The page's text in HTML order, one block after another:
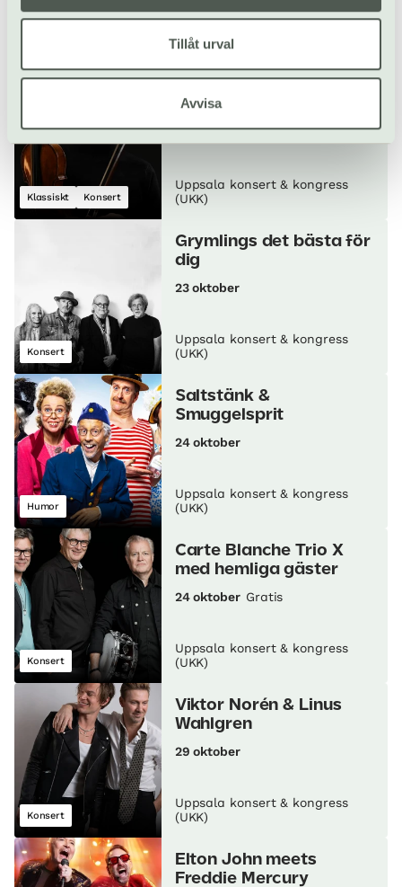
Tillåt urval
Avvisa
(UKK)
Klassiskt Konsert
Uppsala konsert & kongress
(UKK)
Konsert
Grymlings det bästa för
dig
23 oktober
Uppsala konsert & kongress
(UKK)
Humor
Saltstänk &
Smuggelsprit
24 oktober
Uppsala konsert & kongress
(UKK)
Konsert
Carte Blanche Trio X
med hemliga gäster
24 oktober Gratis
Uppsala konsert & kongress
(UKK)
Konsert
Viktor Norén & Linus
Wahlgren
29 oktober
Uppsala konsert & kongress
(UKK)
Elton John meets
Freddie Mercury